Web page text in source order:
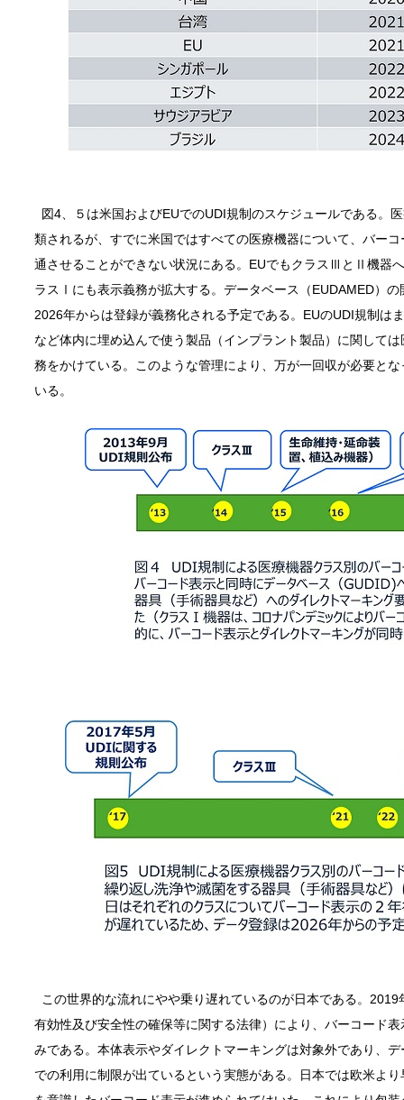
図4、５は米国およびEUでのUDI規制のスケジュールである
類されるが、すでに米国ではすべての医療機器について、バー
通させることができない状況にある。EUでもクラスⅢとⅡ機器
ラスⅠにも表示義務が拡大する。データベース（EUDAMED）
2026年からは登録が義務化される予定である。EUのUDI規制は
など体内に埋め込んで使う製品（インプラント製品）に関して
務をかけている。このような管理により、万が一回収が必要と
いる。
この世界的な流れにやや乗り遅れているのが日本である。
有効性及び安全性の確保等に関する法律）により、バーコード
みである。本体表示やダイレクトマーキングは対象外であり、
での利用に制限が出ているという実態がある。日本では欧米よ